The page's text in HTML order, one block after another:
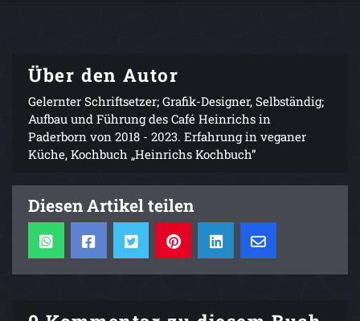
Über den Autor
Gelernter Schriftsetzer; Grafik-Designer, Selbständig;
Aufbau und Führung des Café Heinrichs in
Paderborn von 2018 - 2023. Erfahrung in veganer
Küche, Kochbuch „Heinrichs Kochbuch”
Diesen Artikel teilen